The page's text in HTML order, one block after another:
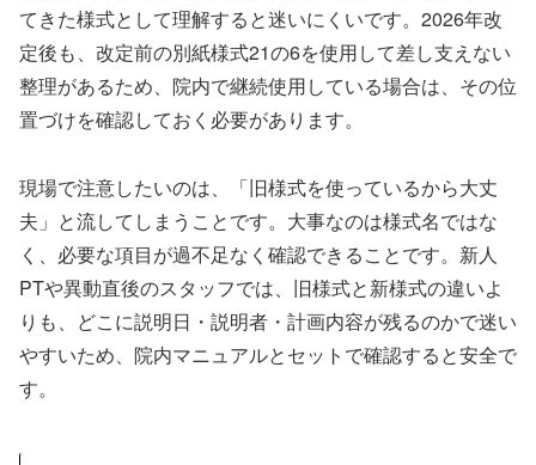
てきた様式として理解すると迷いにくいです。2026年改
定後も、改定前の別紙様式21の6を使用して差し支えない
整理があるため、院内で継続使用している場合は、その位
置づけを確認しておく必要があります。
現場で注意したいのは、「旧様式を使っているから大丈
夫」と流してしまうことです。大事なのは様式名ではな
く、必要な項目が過不足なく確認できることです。新人
PTや異動直後のスタッフでは、旧様式と新様式の違いよ
りも、どこに説明日・説明者・計画内容が残るのかで迷い
やすいため、院内マニュアルとセットで確認すると安全で
す。